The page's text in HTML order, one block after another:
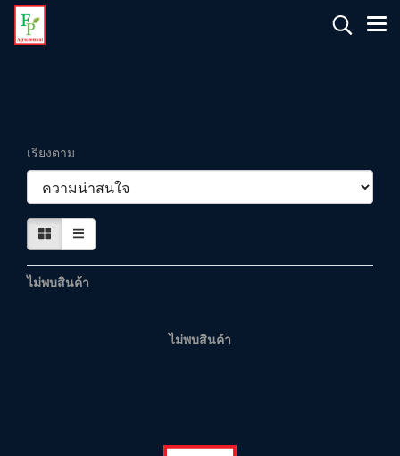
เรียงตาม
ไม่พบสินค้า
ไม่พบสินค้า